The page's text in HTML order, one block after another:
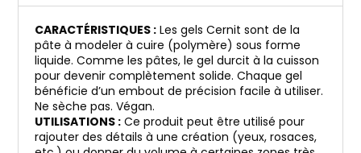
CARACTÉRISTIQUES : Les gels Cernit sont de la
pâte à modeler à cuire (polymère) sous forme
liquide. Comme les pâtes, le gel durcit à la cuisson
pour devenir complètement solide. Chaque gel
bénéficie d’un embout de précision facile à utiliser.
Ne sèche pas. Végan.
UTILISATIONS : Ce produit peut être utilisé pour
rajouter des détails à une création (yeux, rosaces,